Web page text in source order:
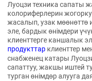
Луоцзи техника сапаты
колориферлерин
жасалып, узак мөөнөттө
эле, бардык өнімдери
клиенттерге каншалык
продукттар клиенттер
снабженец катары
сапаттуу, жакшы иштей
турган өнімдөр алууга